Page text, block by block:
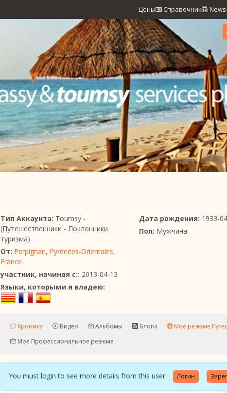
Цены Справочник News
Тип Аккаунта: Toumsy -
(Путешественники - Поклонники
туризма)
От: Perpignan, Pyrénées-Orientales,
France
участник, начиная с:: 2013-04-13
Дата рождения: 1933-
Пол: Мужчина
Языки, которыми я владею:
Хроника Видео Альбомы Блоги
Мое резюме
Мое Профессиональное резюме
You must login to see more details from this user Логин